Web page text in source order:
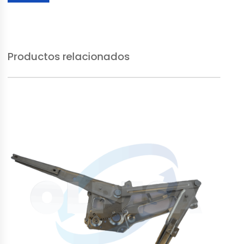
Productos relacionados